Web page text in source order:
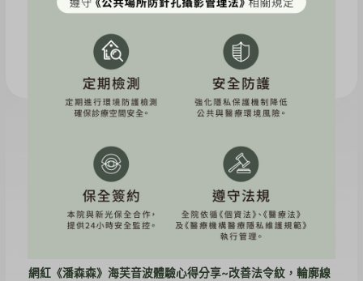
素人《Jamie》海芙音波＋ONDA PRO真實分享～肉肉臉又下
垂！雙機消除雙下巴！
素人《WYNNE》十蓓電波真實分享~膠原蛋白UP，輪廓線回
健身教練《小優》韓音雙波：海芙+立特拉音波初體驗～身材
網紅《潘森森》海芙音波體驗心得分享~改善法令紋，輪廓線